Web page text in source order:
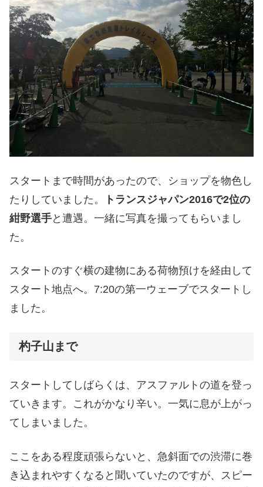
スタートまで時間があったので、ショップを物色し
たりしていました。
トランスジャパン2016で2位の
紺野選手と遭遇。一緒に写真を撮ってもらいまし
た。
スタートのすぐ横の建物にある荷物預けを経由して
スタート地点へ。7:20の第一ウェーブでスタートし
ました。
杓子山まで
スタートしてしばらくは、アスファルトの道を登っ
ていきます。これがかなり辛い。一気に息が上がっ
てしまいました。
ここをある程度頑張らないと、急斜面での渋滞に巻
き込まれやすくなると聞いていたのですが、スピー